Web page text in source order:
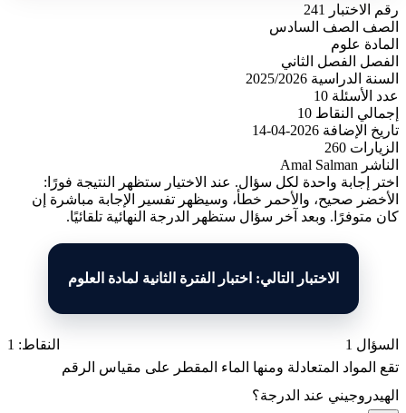
رقم الاختبار
241
الصف
الصف السادس
المادة
علوم
الفصل
الفصل الثاني
السنة الدراسية 2025/2026
عدد الأسئلة 10
إجمالي النقاط 10
تاريخ الإضافة 2026-04-14
الزيارات 260
الناشر Amal Salman
اختر إجابة واحدة لكل سؤال. عند الاختيار ستظهر النتيجة فورًا:
الأخضر صحيح، والأحمر خطأ، وسيظهر تفسير الإجابة مباشرة إن
كان متوفرًا. وبعد آخر سؤال ستظهر الدرجة النهائية تلقائيًا.
الاختبار التالي: اختبار الفترة الثانية لمادة العلوم
السؤال 1
النقاط: 1
تقع المواد المتعادلة ومنها الماء المقطر على مقياس الرقم
الهيدروجيني عند الدرجة؟